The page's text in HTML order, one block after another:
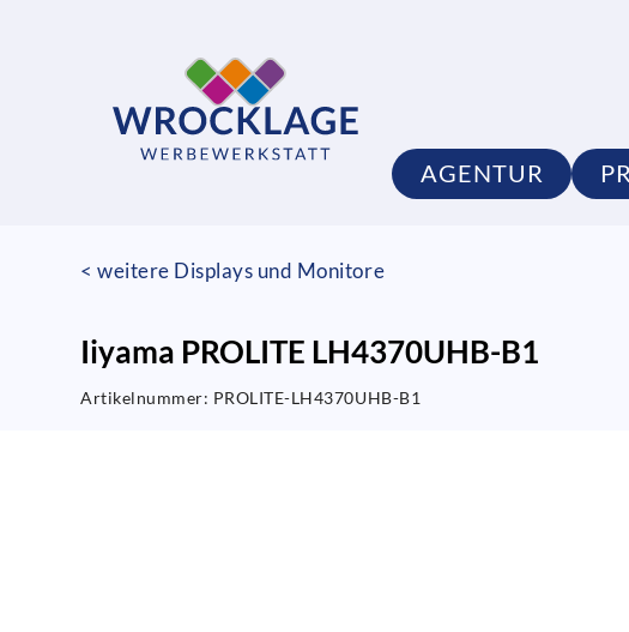
AGENTUR
< weitere Displays und Monitore
Iiyama PROLITE LH4370UHB-B1
Artikelnummer: PROLITE-LH4370UHB-B1